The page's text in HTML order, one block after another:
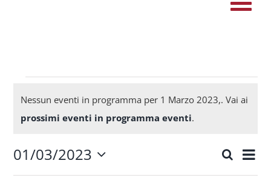
Eventi
for
Notice
Nessun eventi in programma per 1 Marzo 2023,. Vai ai
prossimi eventi in programma eventi.
Eventi
Cerca
01/03/2023
Seleziona